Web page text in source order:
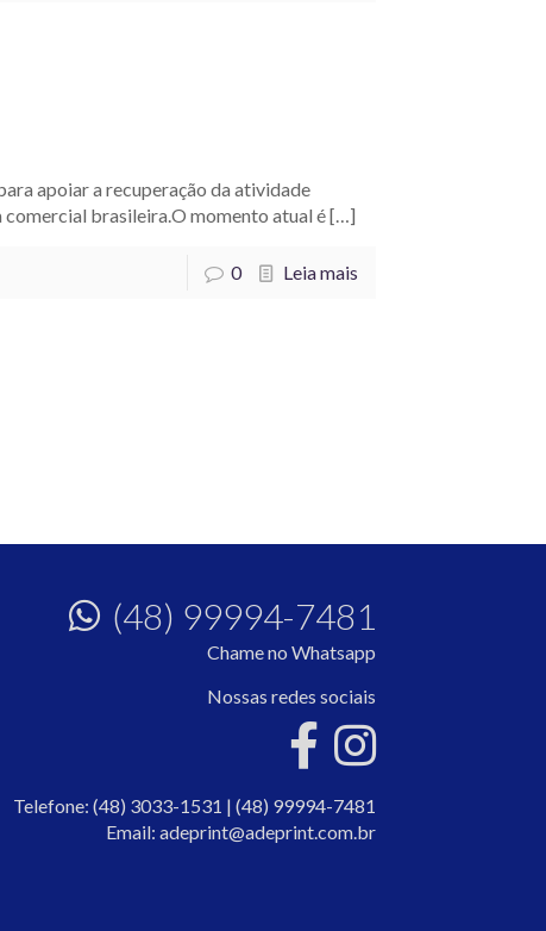
apoiar a recuperação da atividade
comercial brasileira.O momento atual é[…]
0 Leia mais
(48) 99994-7481
Chame no Whatsapp
Nossas redes sociais
Telefone:(48) 3033-1531 |(48) 99994-7481
Email:adeprint@adeprint.com.br